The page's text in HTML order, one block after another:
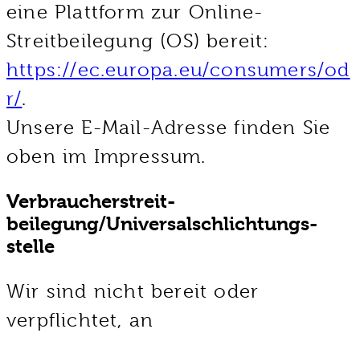
eine Plattform zur Online-
Streitbeilegung (OS) bereit:
https://ec.europa.eu/consumers/od
r/.
Unsere E-Mail-Adresse finden Sie
oben im Impressum.
Verbraucher­streit­
beilegung/Universal­schlichtungs­
stelle
Wir sind nicht bereit oder
verpflichtet, an